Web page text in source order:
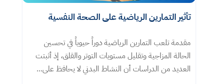
تأثير التمارين الرياضية على الصحة النفسية
مقدمة تلعب التمارين الرياضية دوراً حيوياً في تحسين
الحالة المزاجية وتقليل مستويات التوتر والقلق، إذ أثبتت
العديد من الدراسات أن النشاط البدني لا يحافظ على...